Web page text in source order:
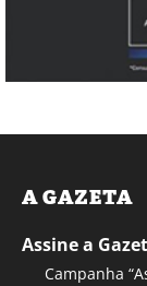
A GAZETA
Assine a
Campanha